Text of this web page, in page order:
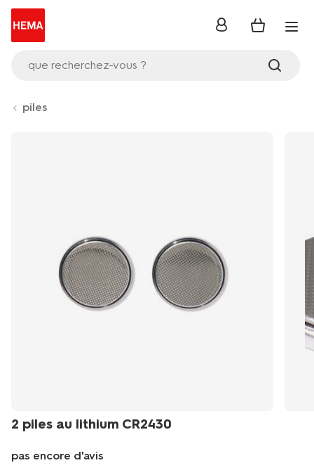
que recherchez-vous ?
se
piles
2 piles au lithium CR2430
pas encore d'avis